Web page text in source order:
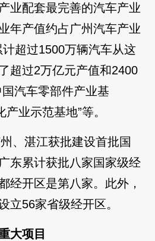
业配套最完善的汽车产业
年产值约占广州汽车产业
超过1500万辆汽车从这
超过2万亿元产值和2400
汽车零部件产业基
业示范基地”等。
、湛江获批建设首批国
东累计获批八家国家级经
经开区是第八家。此外，
立56家省级经开区。
大项目